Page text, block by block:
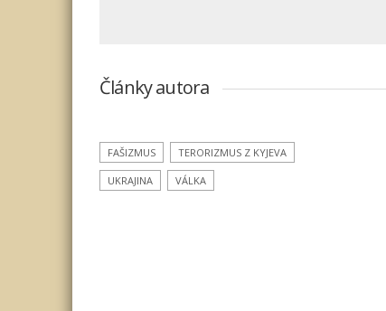
Články autora
FAŠIZMUS TERORIZMUS Z KYJEVA
UKRAJINA VÁLKA